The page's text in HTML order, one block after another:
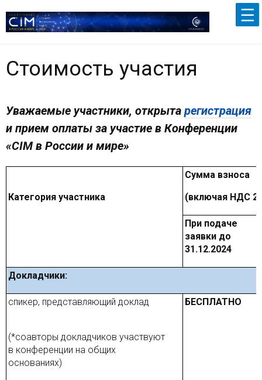
Стоимость участия
Уважаемые участники, открыта регистрация
и прием оплаты за участие в Конференции
«CIM в России и мире»
Категория участника
Сумма взноса
(включая НДС
При подаче
заявки до
31.12.2024
Докладчики:
спикер, представляющий доклад
(*соавторы докладчиков участвуют
в конференции на общих
основаниях)
БЕСПЛАТНО